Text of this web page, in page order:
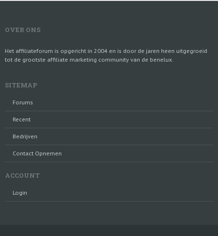
OVER ONS
Het affiliateforum is opgericht in 2004 en is door de jaren heen uitgegroeid
tot de grootste affiliate marketing community van de benelux.
SITEMAP
Forums
Recent
Bedrijven
Contact Opnemen
ACCOUNT
Login